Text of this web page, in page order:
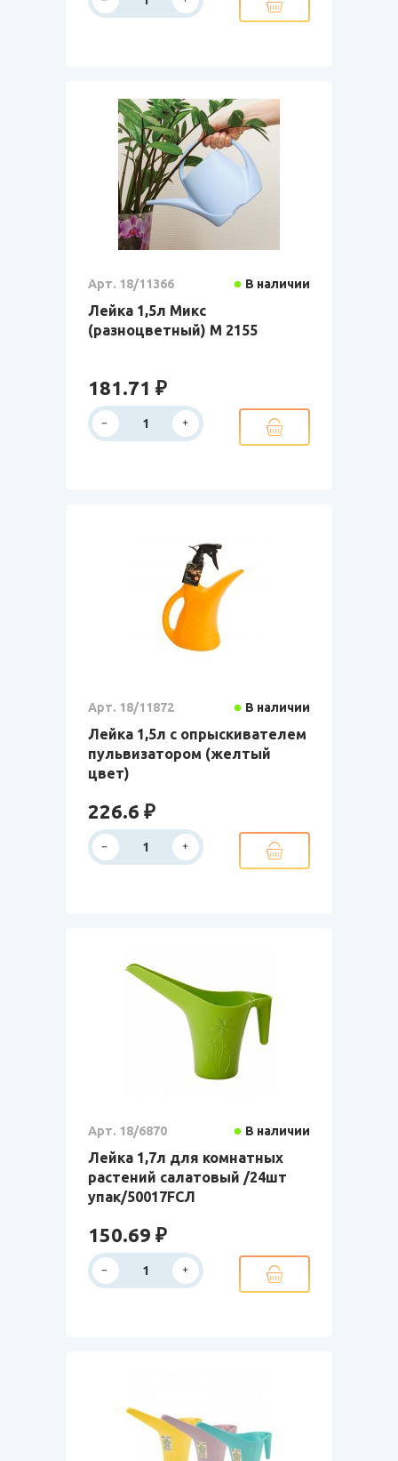
Арт. 18/11366 В наличии
Лейка 1,5л Микс
(разноцветный) М 2155
181.71 ₽
Арт. 18/11872 В наличии
Лейка 1,5л с опрыскивателем
пульвизатором (желтый
цвет)
226.6 ₽
Арт. 18/6870 В наличии
Лейка 1,7л для комнатных
растений салатовый /24шт
упак/50017FСЛ
150.69 ₽